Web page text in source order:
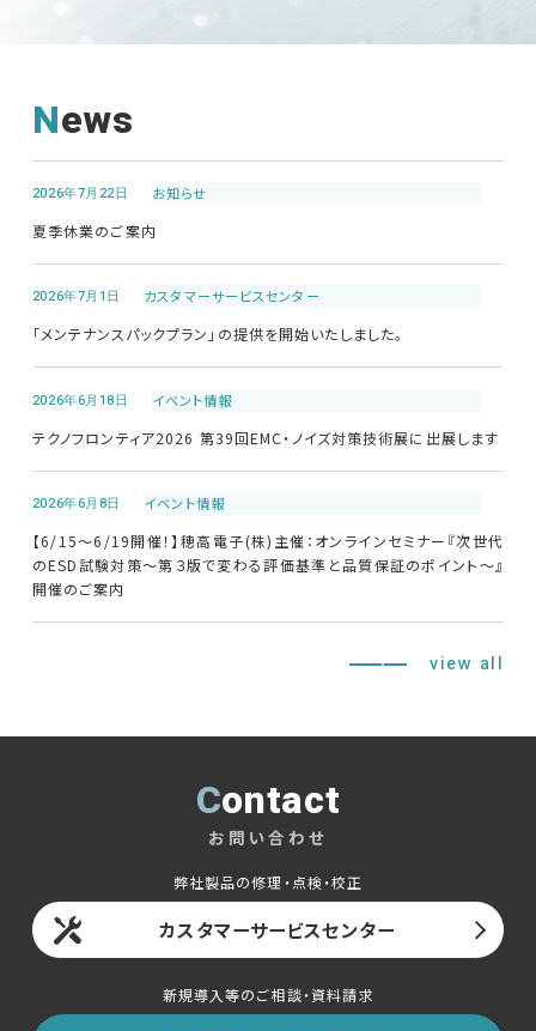
News
2026年7月22日 お知らせ
夏季休業のご案内
2026年7月1日 カスタマーサービスセンター
「メンテナンスパックプラン」の提供を開始いたしました。
2026年6月18日 イベント情報
テクノフロンティア2026 第39回EMC・ノイズ対策技術展に出展します
2026年6月8日 イベント情報
【6/15～6/19開催！】穂高電子(株)主催：オンラインセミナー『次世代
のESD試験対策～第３版で変わる評価基準と品質保証のポイント～』
開催のご案内
view all
Contact
お問い合わせ
弊社製品の修理・点検・校正
カスタマーサービスセンター
新規導入等のご相談・資料請求